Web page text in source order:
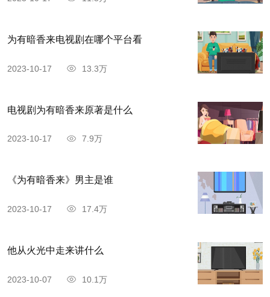
为有暗香来电视剧在哪个平台看
2023-10-17 13.3万
电视剧为有暗香来原著是什么
2023-10-17 7.9万
《为有暗香来》男主是谁
2023-10-17 17.4万
他从火光中走来讲什么
2023-10-07 10.1万